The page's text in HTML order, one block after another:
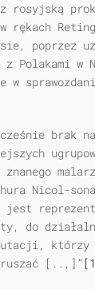
poprzez
w
w
brak
Nicol-
do
którzy
[..,]”